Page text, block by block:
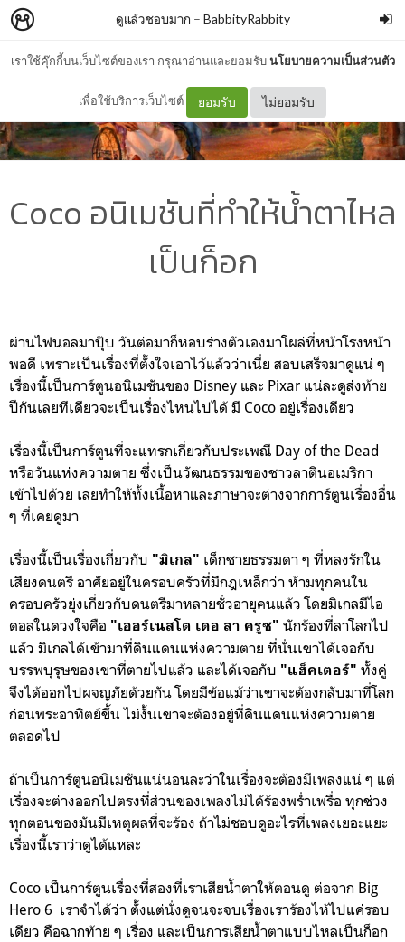
เราใช้คุ๊กกี้บนเว็บไซต์ของเรา กรุณาอ่านและยอมรับนโยบายความเป็นส่วนตัว
เพื่อใช้บริการเว็บไซต์ ยอมรับ ไม่ยอมรับ
ดูแล้วชอบมาก – BabbityRabbity
Coco อนิเมชันที่ทำให้น้ำตาไหล
เป็นก็อก
ผ่านไฟนอลมาปุ๊บ วันต่อมาก็หอบร่างตัวเองมาโผล่ที่หน้าโรงหน้า
พอดี เพราะเป็นเรื่องที่ตั้งใจเอาไว้แล้วว่าเนี่ย สอบเสร็จมาดูแน่ ๆ
เรื่องนี้เป็นการ์ตูนอนิเมชันของ Disney และ Pixar แน่ละดูส่งท้าย
ปีกันเลยทีเดียวจะเป็นเรื่องไหนไปได้ มี Coco อยู่เรื่องเดียว
เรื่องนี้เป็นการ์ตูนที่จะแทรกเกี่ยวกับประเพณี Day of the Dead
หรือวันแห่งความตาย ซึ่งเป็นวัฒนธรรมของชาวลาตินอเมริกา
เข้าไปด้วย เลยทำให้ทั้งเนื้อหาและภาษาจะต่างจากการ์ตูนเรื่องอื่น
ๆ ที่เคยดูมา
เรื่องนี้เป็นเรื่องเกี่ยวกับ "มิเกล" เด็กชายธรรมดา ๆ ที่หลงรักใน
เสียงดนตรี อาศัยอยู่ในครอบครัวที่มีกฎเหล็กว่า ห้ามทุกคนใน
ครอบครัวยุ่งเกี่ยวกับดนตรีมาหลายชั่วอายุคนแล้ว โดยมิเกลมีไอ
ดอลในดวงใจคือ "เออร์เนสโต เดอ ลา ครูซ" นักร้องที่ลาโลกไป
แล้ว มิเกลได้เข้ามาที่ดินแดนแห่งความตาย ที่นั่นเขาได้เจอกับ
บรรพบุรุษของเขาที่ตายไปแล้ว และได้เจอกับ "แฮ็คเตอร์" ทั้งคู่
จึงได้ออกไปผจญภัยด้วยกัน โดยมีข้อแม้ว่าเขาจะต้องกลับมาที่โลก
ก่อนพระอาทิตย์ขึ้น ไม่งั้นเขาจะต้องอยู่ที่ดินแดนแห่งความตาย
ตลอดไป
ถ้าเป็นการ์ตูนอนิเมชันแน่นอนละว่าในเรื่องจะต้องมีเพลงแน่ ๆ แต่
เรื่องจะต่างออกไปตรงที่ส่วนของเพลงไม่ได้ร้องพร่ำเพรื่อ ทุกช่วง
ทุกตอนของมันมีเหตุผลที่จะร้อง ถ้าไม่ชอบดูอะไรที่เพลงเยอะแยะ
เรื่องนี้เราว่าดูได้แหละ
Coco เป็นการ์ตูนเรื่องที่สองที่เราเสียน้ำตาให้ตอนดู ต่อจาก Big
Hero 6 เราจำได้ว่า ตั้งแต่นั่งดูจนจะจบเรื่องเราร้องไห้ไปแค่รอบ
เดียว คือฉากท้าย ๆ เรื่อง และเป็นการเสียน้ำตาแบบไหลเป็นก็อก